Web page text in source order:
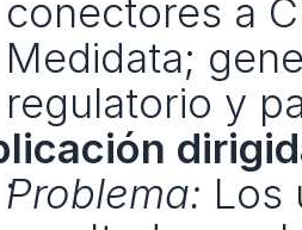
conectores a
Medidata;
regulatorio y
Problema: Los